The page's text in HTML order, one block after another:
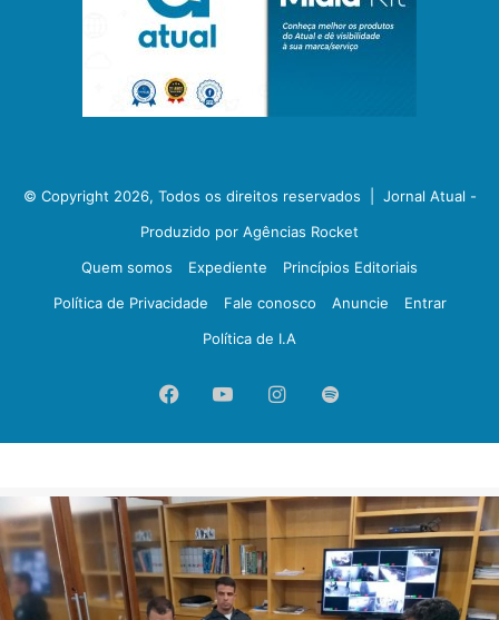
© Copyright 2026, Todos os direitos reservados | Jornal Atual -
Produzido por Agências Rocket
Quem somos
Expediente
Princípios Editoriais
Política de Privacidade
Fale conosco Anuncie
Entrar
Política de I.A
FacebookYouTubeInstagram
Spotify